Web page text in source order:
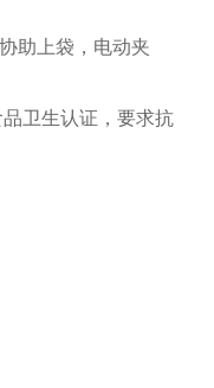
助上袋，电动夹
卫生认证，要求抗